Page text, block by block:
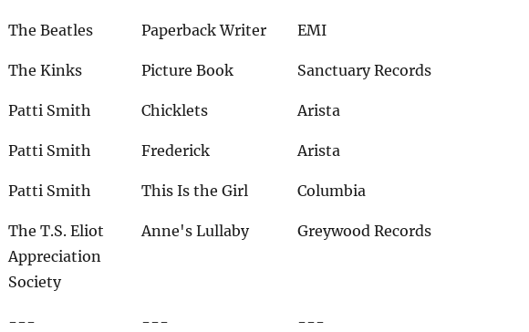
The Beatles Paperback Writer EMI
The Kinks Picture Book Sanctuary Records
Patti Smith Chicklets Arista
Patti Smith Frederick Arista
Patti Smith This Is the Girl Columbia
The T.S. Eliot
Appreciation
Society
Anne's Lullaby Greywood Records
--- --- ---